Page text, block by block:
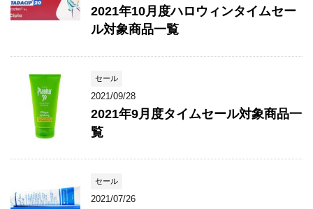
2021年10月度ハロウィンタイムセー
ル対象商品一覧
セール
2021/09/28
2021年9月度タイムセール対象商品一
覧
セール
2021/07/26